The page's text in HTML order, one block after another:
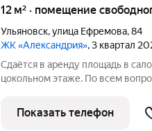
12 м² · помещение
Ульяновск,улица Ефремова,84
ЖК «Александрия», 3 квартал
Сдаётся в аренду площадь в
цокольном этаже. По всем
удобное для вас время.
Показать телефон